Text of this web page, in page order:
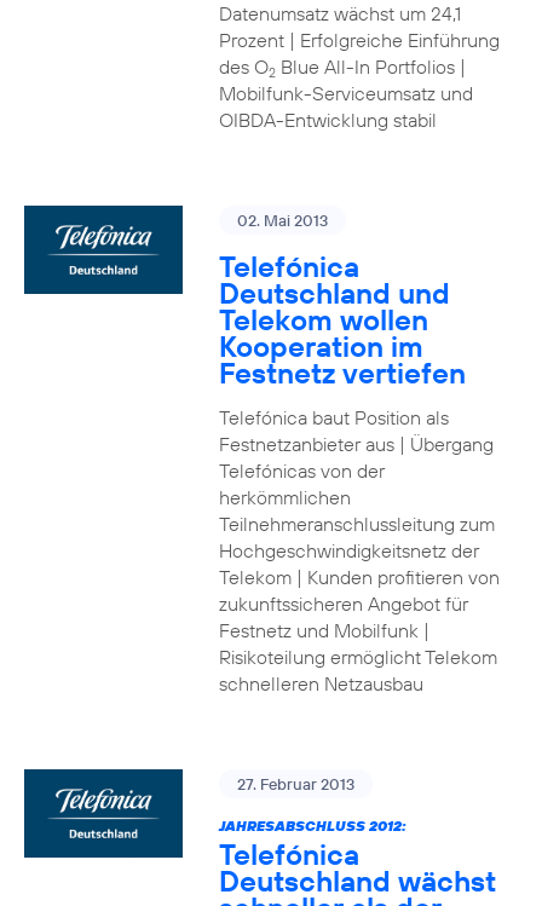
Datenumsatz wächst um 24,1
Prozent | Erfolgreiche Einführung
des O2Blue All-In Portfolios |
Mobilfunk-Serviceumsatz und
OIBDA-Entwicklung stabil
02. Mai 2013
Telefónica
Deutschland und
Telekom wollen
Kooperation im
Festnetz vertiefen
Telefónica baut Position als
Festnetzanbieter aus | Übergang
Telefónicas von der
herkömmlichen
Teilnehmeranschlussleitung zum
Hochgeschwindigkeitsnetz der
Telekom | Kunden profitieren von
zukunftssicheren Angebot für
Festnetz und Mobilfunk |
Risikoteilung ermöglicht Telekom
schnelleren Netzausbau
27. Februar 2013
JAHRESABSCHLUSS 2012:
Telefónica
Deutschland wächst